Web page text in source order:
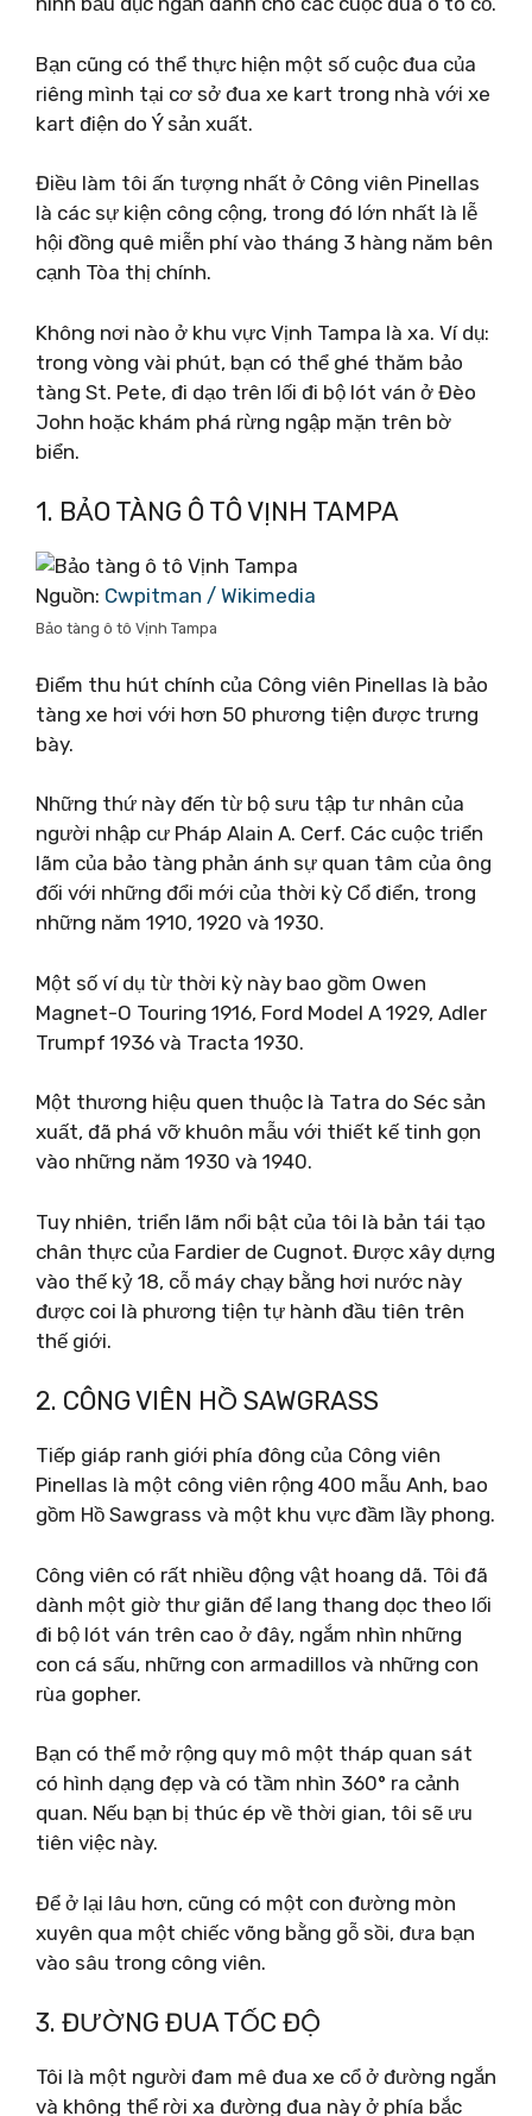
Bạn cũng có thể thực hiện một số cuộc đua của
riêng mình tại cơ sở đua xe kart trong nhà với xe
kart điện do Ý sản xuất.
Điều làm tôi ấn tượng nhất ở Công viên Pinellas
là các sự kiện công cộng, trong đó lớn nhất là lễ
hội đồng quê miễn phí vào tháng 3 hàng năm bên
cạnh Tòa thị chính.
Không nơi nào ở khu vực Vịnh Tampa là xa. Ví dụ:
trong vòng vài phút, bạn có thể ghé thăm bảo
tàng St. Pete, đi dạo trên lối đi bộ lót ván ở Đèo
John hoặc khám phá rừng ngập mặn trên bờ
biển.
1. BẢO TÀNG Ô TÔ VỊNH TAMPA
Nguồn: Cwpitman / Wikimedia
Bảo tàng ô tô Vịnh Tampa
Điểm thu hút chính của Công viên Pinellas là bảo
tàng xe hơi với hơn 50 phương tiện được trưng
bày.
Những thứ này đến từ bộ sưu tập tư nhân của
người nhập cư Pháp Alain A. Cerf. Các cuộc triển
lãm của bảo tàng phản ánh sự quan tâm của ông
đối với những đổi mới của thời kỳ Cổ điển, trong
những năm 1910, 1920 và 1930.
Một số ví dụ từ thời kỳ này bao gồm Owen
Magnet-O Touring 1916, Ford Model A 1929, Adler
Trumpf 1936 và Tracta 1930.
Một thương hiệu quen thuộc là Tatra do Séc sản
xuất, đã phá vỡ khuôn mẫu với thiết kế tinh gọn
vào những năm 1930 và 1940.
Tuy nhiên, triển lãm nổi bật của tôi là bản tái tạo
chân thực của Fardier de Cugnot. Được xây dựng
vào thế kỷ 18, cỗ máy chạy bằng hơi nước này
được coi là phương tiện tự hành đầu tiên trên
thế giới.
2. CÔNG VIÊN HỒ SAWGRASS
Tiếp giáp ranh giới phía đông của Công viên
Pinellas là một công viên rộng 400 mẫu Anh, bao
gồm Hồ Sawgrass và một khu vực đầm lầy phong.
Công viên có rất nhiều động vật hoang dã. Tôi đã
dành một giờ thư giãn để lang thang dọc theo lối
đi bộ lót ván trên cao ở đây, ngắm nhìn những
con cá sấu, những con armadillos và những con
rùa gopher.
Bạn có thể mở rộng quy mô một tháp quan sát
có hình dạng đẹp và có tầm nhìn 360° ra cảnh
quan. Nếu bạn bị thúc ép về thời gian, tôi sẽ ưu
tiên việc này.
Để ở lại lâu hơn, cũng có một con đường mòn
xuyên qua một chiếc võng bằng gỗ sồi, đưa bạn
vào sâu trong công viên.
3. ĐƯỜNG ĐUA TỐC ĐỘ
Tôi là một người đam mê đua xe cổ ở đường ngắn
và không thể rời xa đường đua này ở phía bắc